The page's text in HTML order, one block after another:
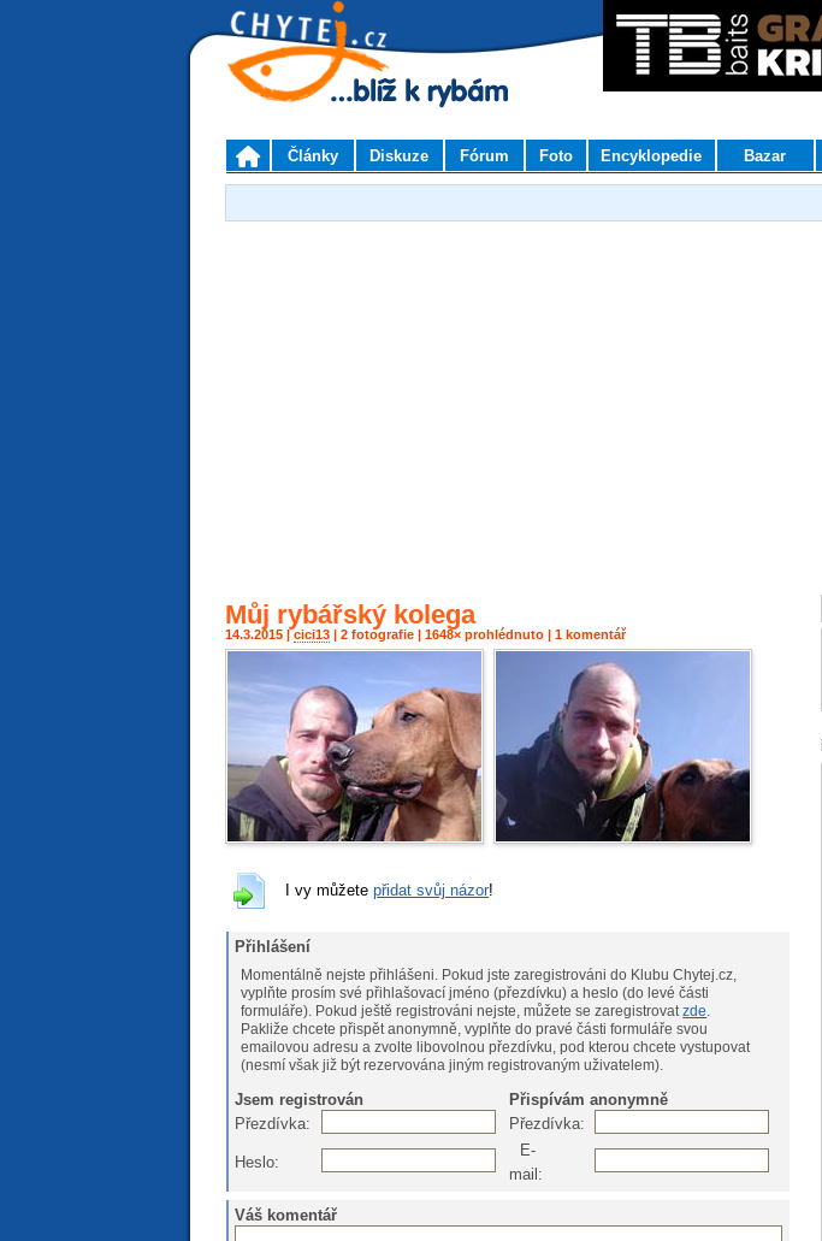
Články Diskuze Fórum Foto Encyklopedie Bazar
Můj rybářský kolega
14.3.2015 |cici13 | 2 fotografie | 1648× prohlédnuto | 1 komentář
I vy můžete přidat svůj názor!
Přihlášení
Momentálně nejste přihlášeni. Pokud jste zaregistrováni do Klubu Chytej.cz,
vyplňte prosím své přihlašovací jméno (přezdívku) a heslo (do levé části
formuláře). Pokud ještě registrováni nejste, můžete se zaregistrovatzde.
Pakliže chcete přispět anonymně, vyplňte do pravé části formuláře svou
emailovou adresu a zvolte libovolnou přezdívku, pod kterou chcete vystupovat
(nesmí však již být rezervována jiným registrovaným uživatelem).
Jsem registrován
Přispívám anonymně
Přezdívka:
Přezdívka:
Heslo:
E-
mail:
Váš komentář